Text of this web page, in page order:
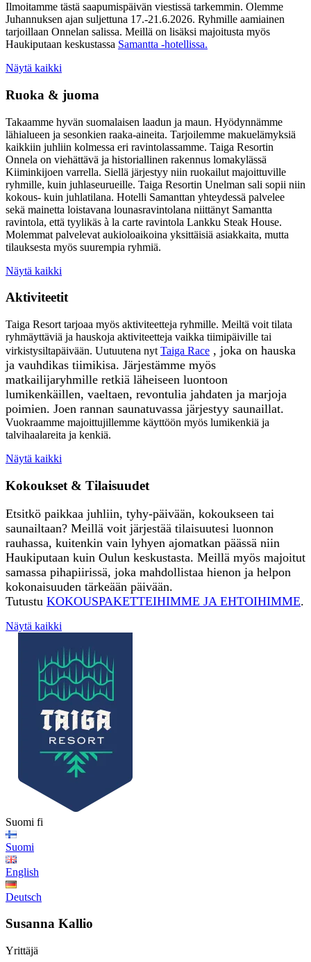
Ilmoitamme tästä saapumispäivän viestissä tarkemmin. Olemme
Juhannuksen ajan suljettuna 17.-21.6.2026. Ryhmille aamiainen
tarjoillaan Onnelan salissa. Meillä on lisäksi majoitusta myös
Haukiputaan keskustassa Samantta -hotellissa.
Näytä kaikki
Ruoka & juoma
Takaamme hyvän suomalaisen laadun ja maun. Hyödynnämme
lähialueen ja sesonkien raaka-aineita. Tarjoilemme makuelämyksiä
kaikkiin juhliin kolmessa eri ravintolassamme. Taiga Resortin
Onnela on viehättävä ja historiallinen rakennus lomakylässä
Kiiminkijoen varrella. Siellä järjestyy niin ruokailut majoittuville
ryhmille, kuin juhlaseurueille. Taiga Resortin Unelman sali sopii niin
kokous- kuin juhlatilana. Hotelli Samanttan yhteydessä palvelee
sekä mainetta loistavana lounasravintolana niittänyt Samantta
ravintola, että tyylikäs à la carte ravintola Lankku Steak House.
Molemmat palvelevat aukioloaikoina yksittäisiä asiakkaita, mutta
tilauksesta myös suurempia ryhmiä.
Näytä kaikki
Aktiviteetit
Taiga Resort tarjoaa myös aktiviteetteja ryhmille. Meiltä voit tilata
ryhmäyttäviä ja hauskoja aktiviteetteja vaikka tiimipäiville tai
virkistysiltapäivään. Uutuutena nyt Taiga Race , joka on hauska
ja vauhdikas tiimikisa. Järjestämme myös
matkailijaryhmille retkiä läheiseen luontoon
lumikenkäillen, vaeltaen, revontulia jahdaten ja marjoja
poimien. Joen rannan saunatuvassa järjestyy saunaillat.
Vuokraamme majoittujillemme käyttöön myös lumikenkiä ja
talvihaalareita ja kenkiä.
Näytä kaikki
Kokoukset & Tilaisuudet
Etsitkö paikkaa juhliin, tyhy-päivään, kokoukseen tai
saunailtaan? Meillä voit järjestää tilaisuutesi luonnon
rauhassa, kuitenkin vain lyhyen ajomatkan päässä niin
Haukiputaan kuin Oulun keskustasta. Meillä myös majoitut
samassa pihapiirissä, joka mahdollistaa hienon ja helpon
kokonaisuuden tärkeään päivään.
Tutustu KOKOUSPAKETTEIHIMME JA EHTOIHIMME.
Näytä kaikki
Suomi fi
Suomi
English
Deutsch
Susanna Kallio
Yrittäjä